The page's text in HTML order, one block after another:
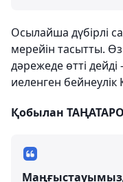
Осылайша дүбірлі
мерейін тасытты.
дәрежеде өтті
иеленген
Қобылан